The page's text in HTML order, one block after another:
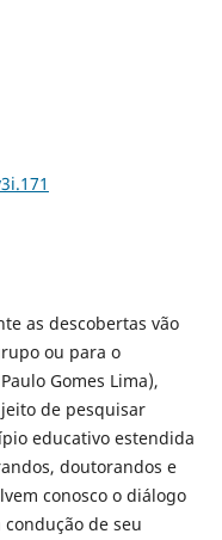
as descobertas vão
ou para o
Gomes Lima),
de pesquisar
educativo estendida
doutorandos e
conosco o diálogo
de seu